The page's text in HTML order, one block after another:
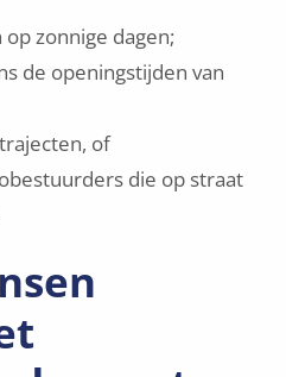
zonnige dagen;
de openingstijden van
of
die op straat